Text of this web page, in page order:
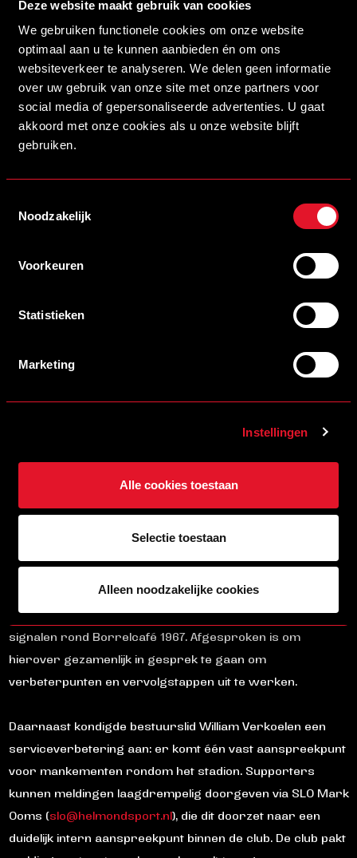
Deze website maakt gebruik van cookies
We gebruiken functionele cookies om onze website
optimaal aan u te kunnen aanbieden én om ons
websiteverkeer te analyseren. We delen geen informatie
over uw gebruik van onze site met onze partners voor
social media of gepersonaliseerde advertenties. U gaat
akkoord met onze cookies als u onze website blijft
gebruiken.
Noodzakelijk
Voorkeuren
Statistieken
Marketing
Instellingen
Alle cookies toestaan
Selectie toestaan
Alleen noodzakelijke cookies
zichtbaar te willen verbeteren, bij zowel positief als
negatief nieuws.
OPEN DAG EN SAMENWERKING
SUPPORTERSGROEPEN
met Helmond, de Peel en de achterban te versterken.
meewerken; de club nam dit aanbod positief aan.
Het streven is om, waar mogelijk vóór de bouwvak, een
jaar, met activiteiten in en rondom het stadion. Ook dit
medewerkers en supporters, inclusief aandacht voor
STAAT EN ONDERHOUD VAN HET
STADION
Praktische punten rondom het stadion, zoals lekkages,
gemeente en uitvoerende partijen.
Ook beleving en faciliteiten kwamen aan bod, waaronder
signalen rond Borrelcafé 1967. Afgesproken is om
hierover gezamenlijk in gesprek te gaan om
verbeterpunten en vervolgstappen uit te werken.
Daarnaast kondigde bestuurslid William Verkoelen een
serviceverbetering aan: er komt één vast aanspreekpunt
voor mankementen rondom het stadion. Supporters
kunnen meldingen laagdrempelig doorgeven via SLO Mark
Ooms (slo@helmondsport.nl), die dit doorzet naar een
duidelijk intern aanspreekpunt binnen de club. De club pakt